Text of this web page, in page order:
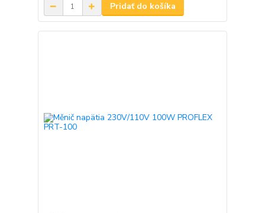
Pridať do košíka